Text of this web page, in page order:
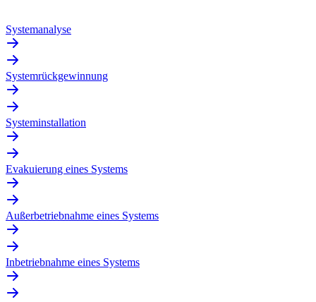
Systemanalyse
Systemrückgewinnung
Systeminstallation
Evakuierung eines Systems
Außerbetriebnahme eines Systems
Inbetriebnahme eines Systems